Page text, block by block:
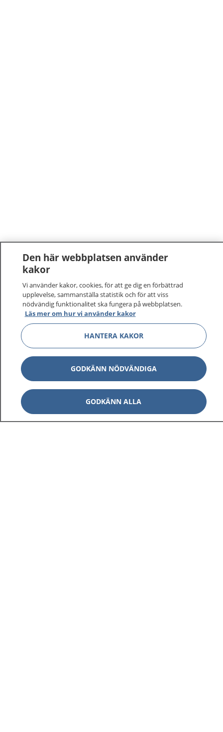
Den här webbplatsen använder
kakor
Vi använder kakor, cookies, för att ge dig en förbättrad
upplevelse, sammanställa statistik och för att viss
nödvändig funktionalitet ska fungera på webbplatsen.
Läs mer om hur vi använder kakor
HANTERA KAKOR
GODKÄNN NÖDVÄNDIGA
GODKÄNN ALLA